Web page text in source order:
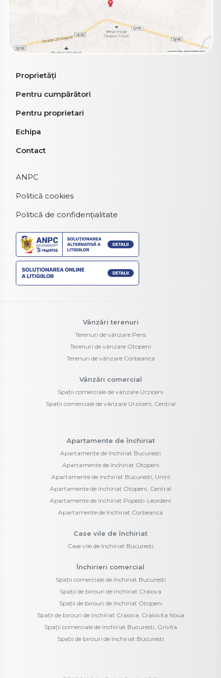
Proprietăți
Pentru cumpărători
Pentru proprietari
Echipa
Contact
ANPC
Politică cookies
Politică de confidențialitate
Vânzări terenuri
Terenuri de vânzare Peris
Terenuri de vânzare Otopeni
Terenuri de vânzare Corbeanca
Vânzări comercial
Spații comerciale de vânzare Urziceni
Spații comerciale de vânzare Urziceni, Central
Apartamente de închiriat
Apartamente de închiriat Bucuresti
Apartamente de închiriat Otopeni
Apartamente de închiriat Bucuresti, Unirii
Apartamente de închiriat Otopeni, Central
Apartamente de închiriat Popesti-Leordeni
Apartamente de închiriat Corbeanca
Case vile de închiriat
Case vile de închiriat Bucuresti
Închirieri comercial
Spații comerciale de închiriat Bucuresti
Spații de birouri de închiriat Craiova
Spații de birouri de închiriat Otopeni
Spații de birouri de închiriat Craiova, Craiovita Noua
Spații comerciale de închiriat Bucuresti, Grivita
Spații de birouri de închiriat Bucuresti